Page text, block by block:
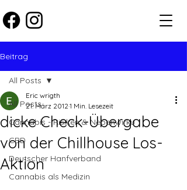
Beitrag
All Posts
Cannabis - Risiken & Nebenwirku
CBD
Deutscher Hanfverband
Cannabis als Medizin
All Posts
dicke Check-Übergabe
von der Chillhouse Los-
Aktion
Eric wrigth
21. März 2012 1 Min. Lesezeit